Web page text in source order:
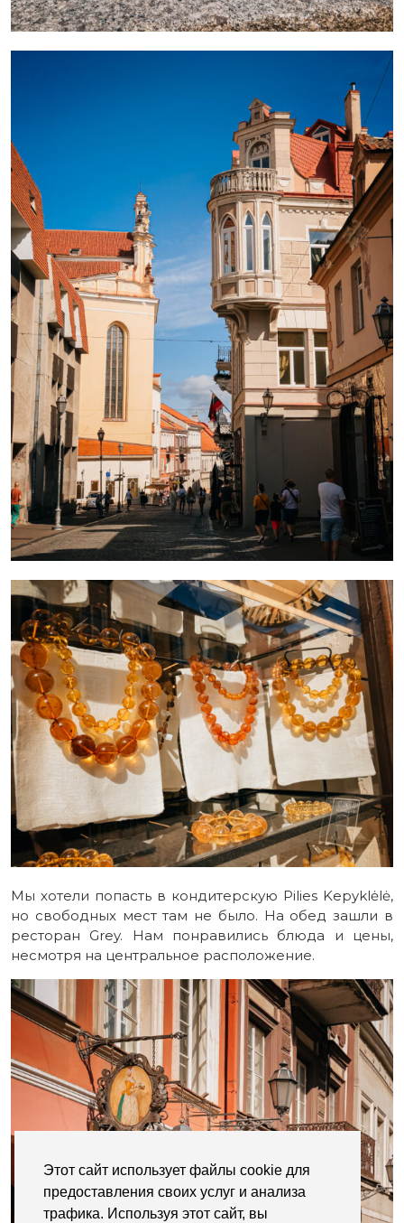
Этот сайт использует файлы cookie для
предоставления своих услуг и анализа
трафика. Используя этот сайт, вы
Мы хотели попасть в кондитерскую Pilies Kepyklėlė,
но свободных мест там не было. На обед зашли в
ресторан Grey. Нам понравились блюда и цены,
несмотря на центральное расположение.